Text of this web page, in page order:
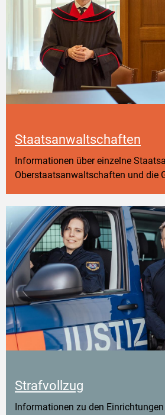
Staatsanwaltschaften
Informationen über einzelne
Oberstaatsanwaltschaften und die
Strafvollzug
Informationen zu den